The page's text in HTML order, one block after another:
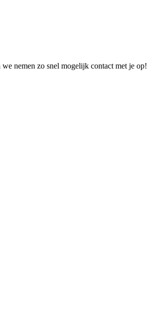
nemen zo snel mogelijk contact met je op!